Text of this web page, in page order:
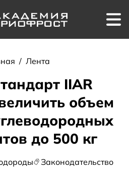
/ Лента
IIAR
объем
до 500 кг
Законодательство